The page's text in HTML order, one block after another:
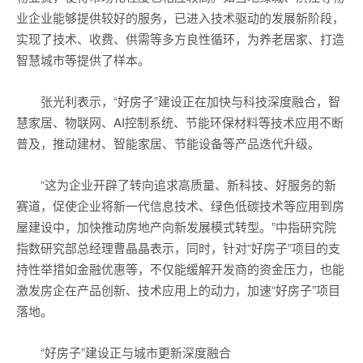
业企业能够提供较好的服务，已进入技术驱动的发展新阶段，
实现了技术、收费、供需等多方良性循环，为养老居家、打造
智慧城市等提供了样本。
张光利表示，“好房子”建设正在加快与科技深度融合，智
慧家居、物联网、AI控制系统、节能环保材料等技术应用不断
普及，推动建材、智能家居、节能设备等产品迭代升级。
“这为企业开辟了转向追求高质量、新科技、好服务的新
赛道，促使企业将新一代信息技术、绿色低碳技术等应用到房
屋建设中，加快推动房地产向新发展模式转型。”中指研究院
指数研究部总经理曹晶晶表示，同时，针对“好房子”项目的支
持性举措如金融优惠等，不仅能缓解开发商的资金压力，也能
激发房企在产品创新、技术应用上的动力，加速“好房子”项目
落地。
“好房子”建设正与城市更新深度融合